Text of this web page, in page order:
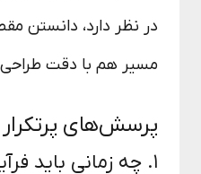
در نظر دارد، دانستن
مسیر هم با دقت
پرسش‌های پرتکرار
۱. چه زمانی باید